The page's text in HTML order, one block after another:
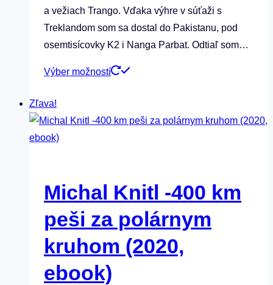
a vežiach Trango. Vďaka výhre v súťaži s
Treklandom som sa dostal do Pakistanu, pod
osemtisícovky K2 i Nanga Parbat. Odtiaľ som…
Výber možností
Tento
viacero
môžete
na
stránke
produktu.
Zľava!
Michal Knitl -400 km
peši za polárnym
kruhom (2020,
ebook)